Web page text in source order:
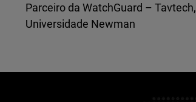
Parceiro da WatchGuard – Tavtech,
Universidade Newman